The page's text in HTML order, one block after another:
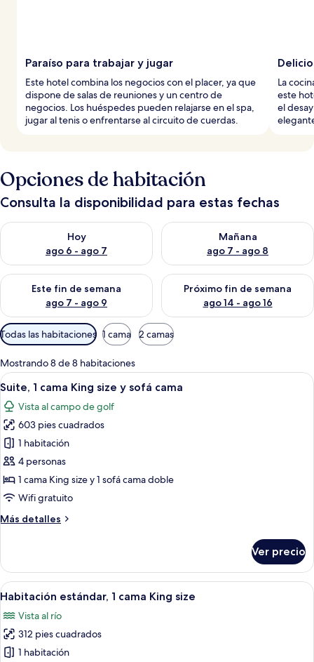
Paraíso para trabajar y jugar
Este hotel combina los negocios con el placer, ya que
dispone de salas de reuniones y un centro de
negocios. Los huéspedes pueden relajarse en el spa,
jugar al tenis o enfrentarse al circuito de cuerdas.
La
este
el
Opciones de habitación
Consulta la disponibilidad para estas fechas
Hoy
ago 6 - ago 7
Consulta la disponibilidad para hoy ago 6 - ago 7
Mañana
ago 7 - ago 8
Consulta la disponibilidad
Este fin de semana
ago 7 - ago 9
Consulta la disponibilidad para este fin de semana ago 7 -
Próximo fin de semana
ago 14 - ago 16
Consulta la disponibilidad
Filtros
disponibles
para
las
habitaciones
Todas las habitaciones 1 cama 2 camas
Mostrando 8 de 8 habitaciones
Abrir
todas
las
fotos
de
Suite,
1
cama
size
cama
Una habitación de hotel con
8
Suite, 1 cama King size y sofá cama
Vista al campo de golf
603 pies cuadrados
1 habitación
4 personas
1 cama King size y 1 sofá cama doble
Wifi gratuito
Más detalles
Más
1
cama
King
y
sofá
cama
Ver precio
Abrir
todas
las
fotos
de
Habitación de hotel con una cama
6
Habitación estándar, 1 cama King size
Vista al río
312 pies cuadrados
1 habitación